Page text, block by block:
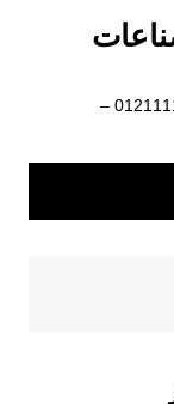
رائد الصناعات الهندسية 01211116954 – 01211116956 –